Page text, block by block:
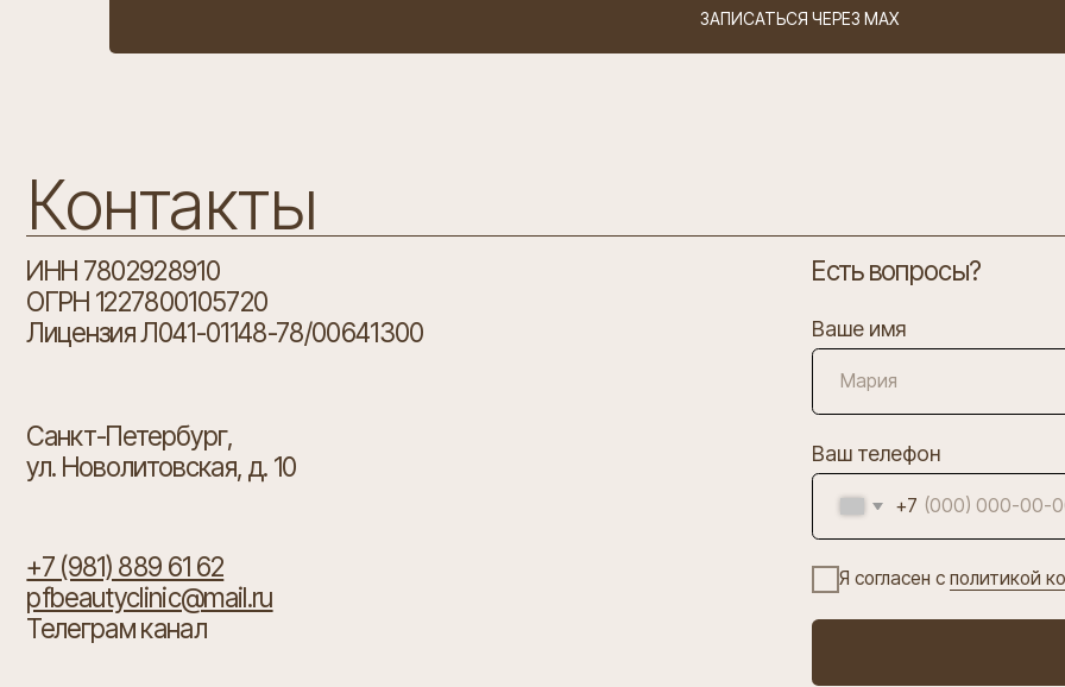
ЗАПИСАТЬСЯ ЧЕРЕЗ MAX
ИНН 7802928910
ОГРН 1227800105720
Лицензия Л041-01148-78/00641300
+7 (981) 889 61 62
pfbeautyclinic@mail.ru
Санкт-Петербург,
Ваше имя
Ваш телефон
Я согласен сполитикой